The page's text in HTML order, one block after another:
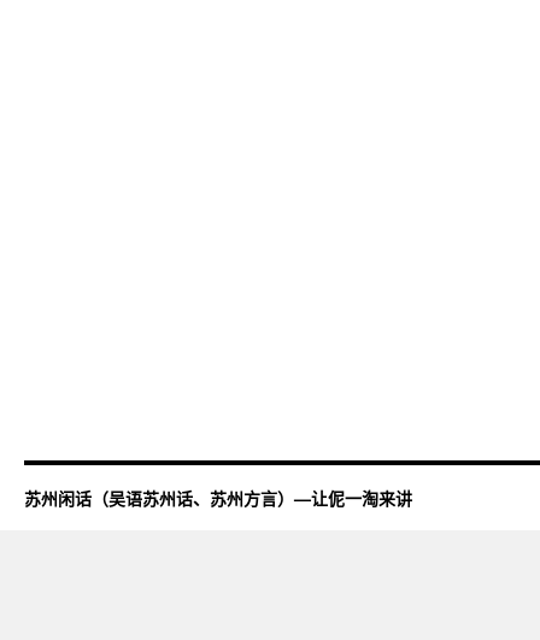
苏州闲话（吴语苏州话、苏州方言）—让伲一淘来讲